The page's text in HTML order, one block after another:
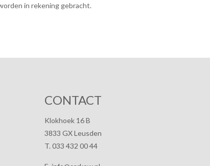
in rekening gebracht.
CONTACT
Klokhoek 16 B
3833 GX Leusden
T. 033 432 00 44